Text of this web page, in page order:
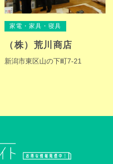
家電・家具・寝具
（株）荒川商店
新潟市東区山の下町7-21